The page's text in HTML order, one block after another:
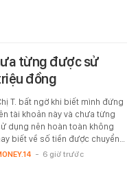
từng được sử
đồng
T. bất ngờ khi biết mình đứng
tài khoản này và chưa từng
dụng nên hoàn toàn không
biết về số tiền được chuyển…
- 6 giờ trước